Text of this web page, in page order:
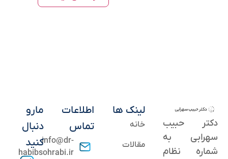
دکتر حبیب
سهرابی به
شماره نظام
لینک ها
خانه
مقالات
اطلاعات
تماس
info@dr-
habibsohrabi.ir
مارو
دنبال
کنید